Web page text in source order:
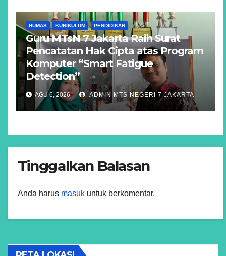
HUMAS KURIKULUM PENDIDIKAN
Guru MTsN 7 Jakarta Raih Surat
Pencatatan Hak Cipta atas Program
Komputer “Smart Fatigue
Detection”
AGU 6, 2026 ADMIN MTS NEGERI 7 JAKARTA
Tinggalkan Balasan
Anda harus masuk untuk berkomentar.